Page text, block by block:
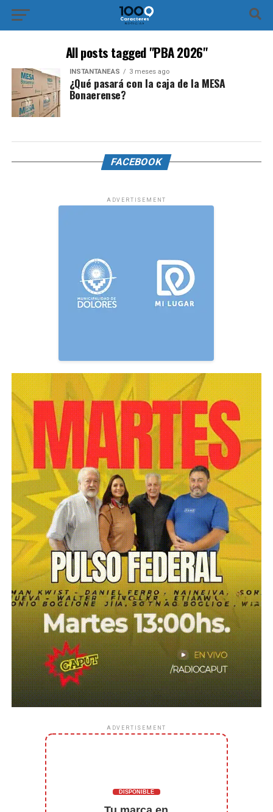
All posts tagged "PBA 2026"
INSTANTÁNEAS 3 meses ago
​¿Qué pasará con la caja de la MESA
Bonaerense?
FACEBOOK
ADVERTISEMENT
ADVERTISEMENT
DISPONIBLE